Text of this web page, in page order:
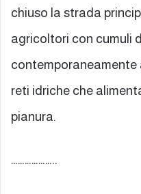
chiuso la strada
agricoltori con cumuli
contemporaneamente
reti idriche che
pianura.
………………..